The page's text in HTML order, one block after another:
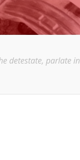
detestate, parlate